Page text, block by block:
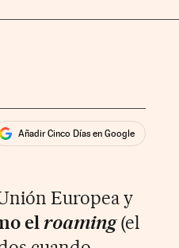
Añadir Cinco Días en Google
Europea y
elroaming(el